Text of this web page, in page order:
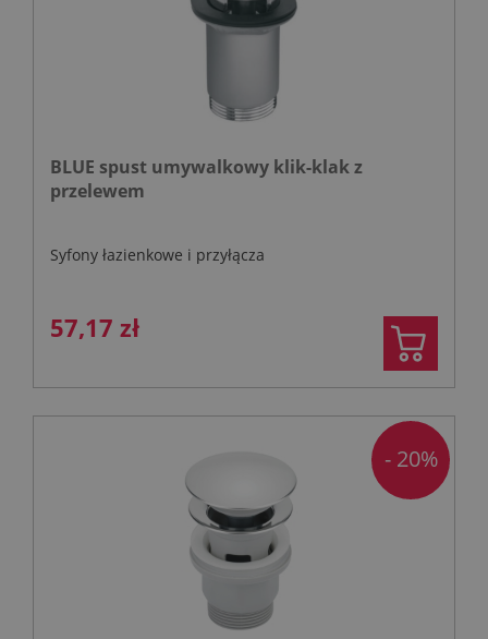
BLUE spust umywalkowy klik-klak z
przelewem
Syfony łazienkowe i przyłącza
57,17 zł
- 20%